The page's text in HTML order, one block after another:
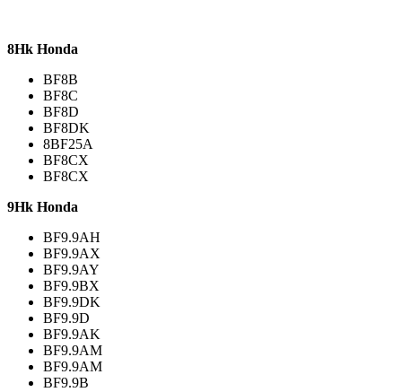
8Hk Honda
BF8B
BF8C
BF8D
BF8DK
8BF25A
BF8CX
BF8CX
9Hk Honda
BF9.9AH
BF9.9AX
BF9.9AY
BF9.9BX
BF9.9DK
BF9.9D
BF9.9AK
BF9.9AM
BF9.9AM
BF9.9B